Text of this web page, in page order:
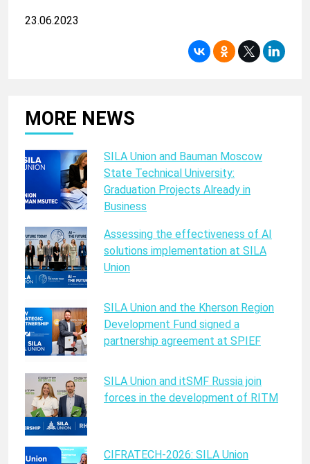
23.06.2023
MORE NEWS
SILA Union and Bauman Moscow
State Technical University:
Graduation Projects Already in
Business
Assessing the effectiveness of AI
solutions implementation at SILA
Union
SILA Union and the Kherson Region
Development Fund signed a
partnership agreement at SPIEF
SILA Union and itSMF Russia join
forces in the development of RITM
CIFRATECH-2026: SILA Union